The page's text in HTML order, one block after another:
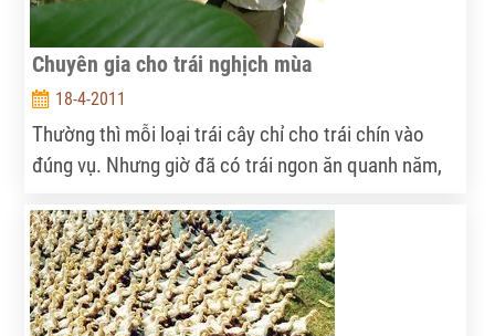
Chuyên gia cho trái nghịch mùa
18-4-2011
Thường thì mỗi loại trái cây chỉ cho trái chín vào
đúng vụ. Nhưng giờ đã có trái ngon ăn quanh năm,
“công trình” giúp cây cho trái luân phiên... này.